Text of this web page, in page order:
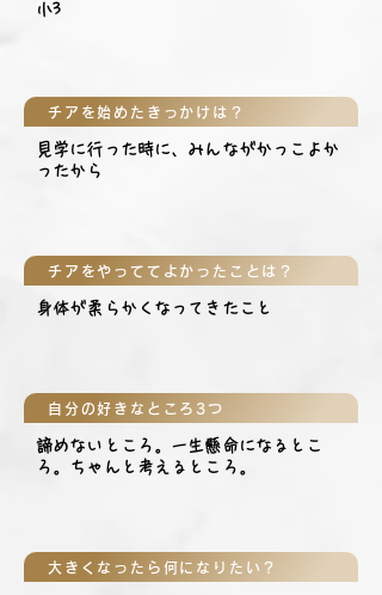
小3
チアを始めたきっかけは？
見学に行った時に、みんながかっこよか
ったから
チアをやっててよかったことは？
身体が柔らかくなってきたこと
自分の好きなところ3つ
諦めないところ。一生懸命になるとこ
ろ。ちゃんと考えるところ。
大きくなったら何になりたい？